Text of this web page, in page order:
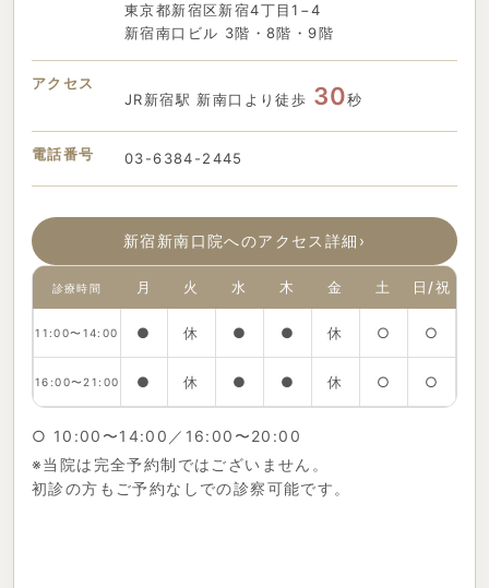
東京都新宿区新宿4丁目1−4
新宿南口ビル 3階・8階・9階
アクセス
JR新宿駅 新南口より徒歩 30秒
電話番号 03-6384-2445
新宿新南口院へのアクセス詳細 ›
診療時間 月 火 水 木 金 土 日/祝
11:00〜14:00 ● 休 ● ● 休 ○ ○
16:00〜21:00 ● 休 ● ● 休 ○ ○
○ 10:00〜14:00／16:00〜20:00
※当院は完全予約制ではございません。
初診の方もご予約なしでの診察可能です。